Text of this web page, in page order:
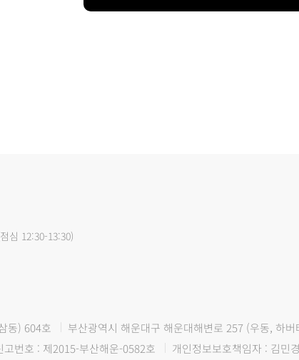
심 12:30-13:30)
동) 604호 부산광역시 해운대구 해운대해변로 257 (우동, 하
고번호 : 제2015-부산해운-0582호 개인정보보호책임자 : 김민경